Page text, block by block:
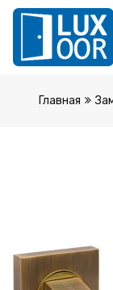
Главная